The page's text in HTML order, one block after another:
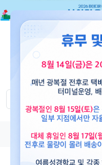
도서 뮤직